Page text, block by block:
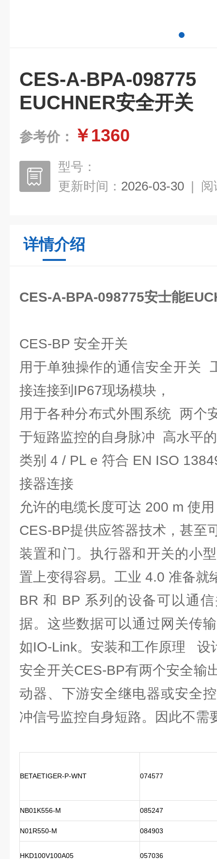
CES-A-BPA-
EUCHNER安全开关
参考价： ￥1360
型号：
更新时间： 2026-03-30 | 阅
详情介绍
CES-A-BPA-098775安士能
CES-BP 安全开关
用于单独操作的通信安全开关
接连接到IP67现场模块，
用于各种分布式外围系统 两个
于短路监控的自身脉冲 高水平
类别 4 / PL e 符合 EN ISO
接器连接
允许的电缆长度可达 200 m 使
CES-BP提供应答器技术，甚至
装置和门。执行器和开关的小
置上变得容易。工业 4.0 准备就
BR 和 BP 系列的设备可以通
据。这些数据可以通过网关传
如IO-Link。安装和工作原理 设
安全开关CES-BP有两个安全输
动器、下游安全继电器或安全
冲信号监控自身短路。因此不需
BETAETIGER-P-WNT 074577
NB01K556-M 085247
N01R550-M 084903
HKD100V100A05 057036